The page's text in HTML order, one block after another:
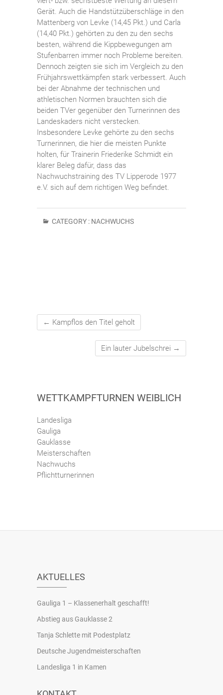
Gerät. Auch die Handstützüberschläge in den
Mattenberg von Levke (14,45 Pkt.) und Carla
(14,40 Pkt.) gehörten zu den zu den sechs
besten, während die Kippbewegungen am
Stufenbarren immer noch Probleme bereiten.
Dennoch zeigten sie sich im Vergleich zu den
Frühjahrswettkämpfen stark verbessert. Auch
bei der Abnahme der technischen und
athletischen Normen brauchten sich die
beiden TVer gegenüber den Turnerinnen des
Landeskaders nicht verstecken.
Insbesondere Levke gehörte zu den sechs
Turnerinnen, die hier die meisten Punkte
holten, für Trainerin Friederike Schmidt ein
klarer Beleg dafür, dass das
Nachwuchstraining des TV Lipperode 1977
e.V. sich auf dem richtigen Weg befindet.
CATEGORY : NACHWUCHS
← Kampflos den Titel geholt
Ein lauter Jubelschrei →
WETTKAMPFTURNEN WEIBLICH
Landesliga
Gauliga
Gauklasse
Meisterschaften
Nachwuchs
Pflichtturnerinnen
AKTUELLES
Gauliga 1 – Klassenerhalt geschafft!
Abstieg aus Gauklasse 2
Tanja Schlette mit Podestplatz
Deutsche Jugendmeisterschaften
Landesliga 1 in Kamen